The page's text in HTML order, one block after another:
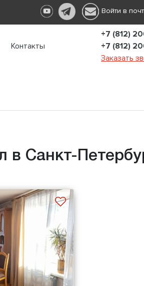
Войти в
Контакты
+7 (812)
+7 (812)
Заказать
в Санкт-